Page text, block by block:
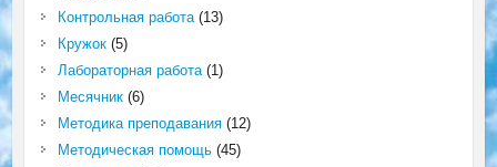
Контрольная работа(13)
Кружок(5)
Лабораторная работа(1)
Месячник(6)
Методика преподавания(12)
Методическая помощь(45)